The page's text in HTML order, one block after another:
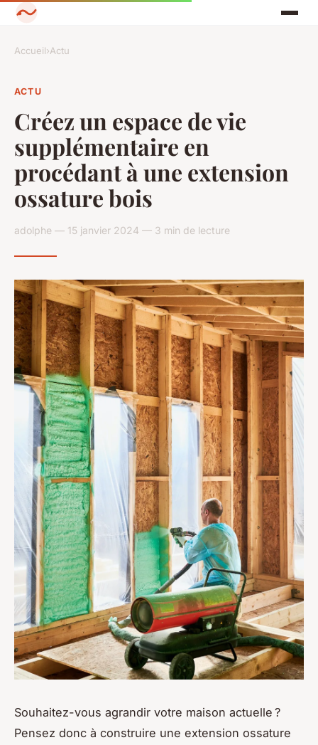
Accueil›Actu
ACTU
Créez un espace de vie
supplémentaire en
procédant à une extension
ossature bois
adolphe — 15 janvier 2024 — 3 min de lecture
Souhaitez-vous agrandir votre maison actuelle ?
Pensez donc à construire une extension ossature